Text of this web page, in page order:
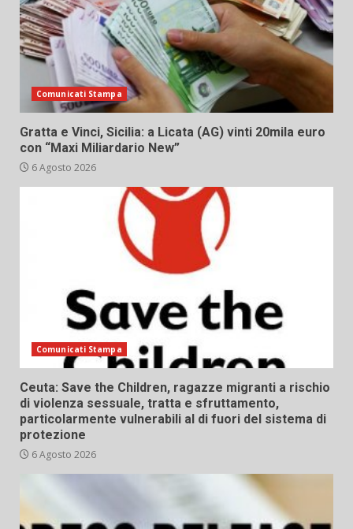
Comunicati Stampa
Gratta e Vinci, Sicilia: a Licata (AG) vinti 20mila euro
con “Maxi Miliardario New”
6 Agosto 2026
Comunicati Stampa
Ceuta: Save the Children, ragazze migranti a rischio
di violenza sessuale, tratta e sfruttamento,
particolarmente vulnerabili al di fuori del sistema di
protezione
6 Agosto 2026